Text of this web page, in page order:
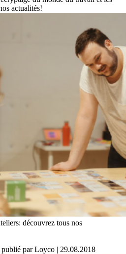
actualités!
découvrez tous nos
publié par Loyco | 29.08.2018